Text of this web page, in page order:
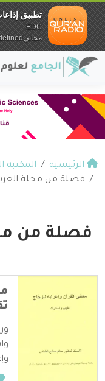
الرئيسية المكتبة
فصلة من مجلة العرب
فصلة من
تطبيق
EDC
مجانيundefined